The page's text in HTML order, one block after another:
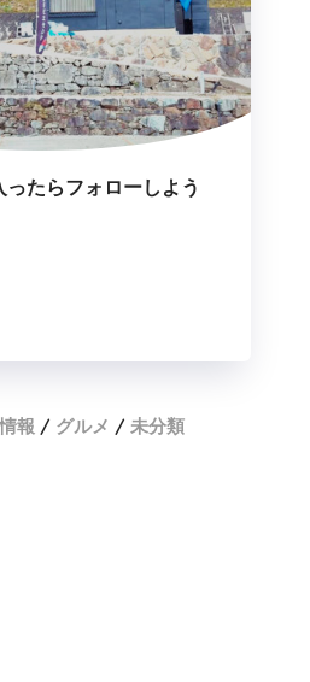
ったらフォローしよう
報 グルメ 未分類